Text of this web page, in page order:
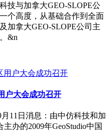
技与加拿大GEO-SLOPE公
个高度，从基础合作到全面
加拿大GEO-SLOPE公司主
&n
户大会成功召开
月11日消息：由中仿科技和加
办的2009年GeoStudio中国